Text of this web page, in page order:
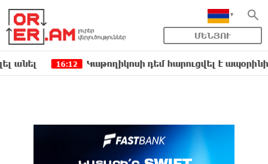
ՄԵՆՅՈՒ
16:12 Կաթողիկոսի դեմ հարուցվել է ապօրինի